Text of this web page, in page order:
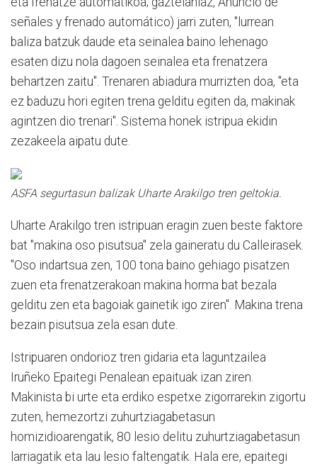
señales y frenado automático) jarri zuten, "lurrean
baliza batzuk daude eta seinalea baino lehenago
esaten dizu nola dagoen seinalea eta frenatzera
behartzen zaitu". Trenaren abiadura murrizten doa, "eta
ez baduzu hori egiten trena gelditu egiten da, makinak
agintzen dio trenari". Sistema honek istripua ekidin
zezakeela aipatu dute.
ASFA segurtasun balizak Uharte Arakilgo tren geltokia.
Uharte Arakilgo tren istripuan eragin zuen beste faktore
bat "makina oso pisutsua" zela gaineratu du Calleirasek.
"Oso indartsua zen, 100 tona baino gehiago pisatzen
zuen eta frenatzerakoan makina horma bat bezala
gelditu zen eta bagoiak gainetik igo ziren". Makina trena
bezain pisutsua zela esan dute.
Istripuaren ondorioz tren gidaria eta laguntzailea
Iruñeko Epaitegi Penalean epaituak izan ziren.
Makinista bi urte eta erdiko espetxe zigorrarekin zigortu
zuten, hemezortzi zuhurtziagabetasun
homizidioarengatik, 80 lesio delitu zuhurtziagabetasun
larriagatik eta lau lesio faltengatik. Hala ere, epaitegi